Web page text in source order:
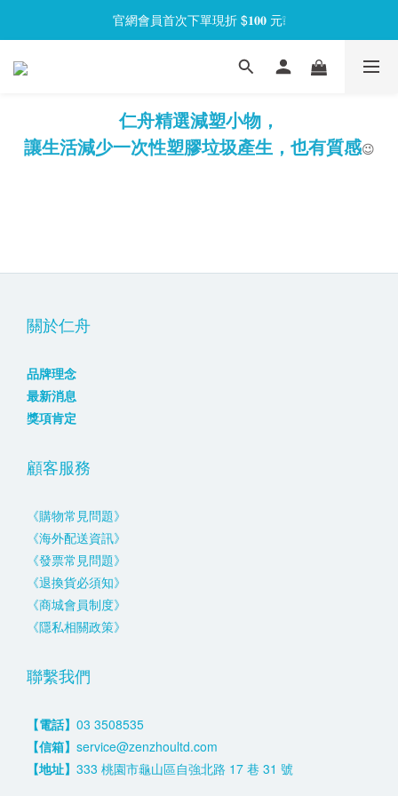
官網會員首次下單現折 $𝟏𝟎𝟎 元❕
官網會員首次下單現折 $𝟏𝟎𝟎 元❕
【限時回饋】小海龜矽密盒最低 𝟱𝟴 折起
仁舟精選減塑小物，
讓生活減少一次性塑膠垃圾產生，也有質感😉
關於仁舟
品牌理念
最新消息
獎項肯定
顧客服務
《購物常見問題》
《海外配送資訊》
《發票常見問題》
《退換貨必須知》
《商城會員制度》
《隱私相關政策》
聯繫我們
【電話】 03 3508535
【信箱】 service@zenzhoultd.com
【地址】 333 桃園市龜山區自強北路 17 巷 31 號